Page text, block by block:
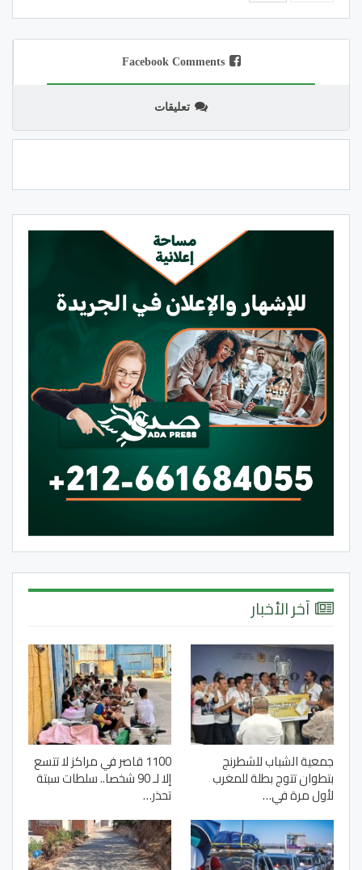
Facebook Comments
تعليقات
آخر الأخبار
جمعية الشباب للشطرنج
بتطوان تتوج بطلة للمغرب
لأول مرة في…
1100 قاصر في مراكز لا تتسع
إلا لـ 90 شخصا.. سلطات سبتة
تحذر…